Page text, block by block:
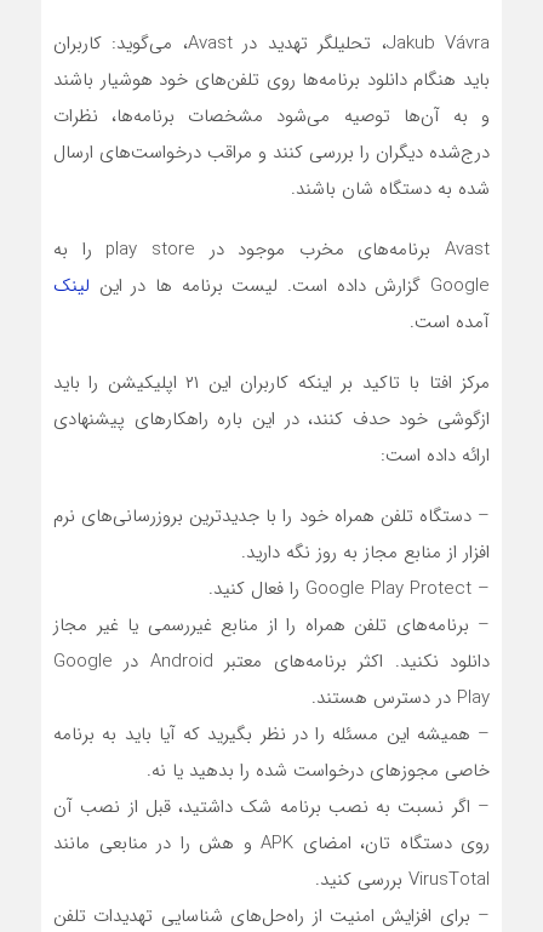
Jakub Vávra، تحلیلگر تهدید در Avast، می‌گوید: کاربران
باید هنگام دانلود برنامه‌ها روی تلفن‌های خود هوشیار باشند
و به آن‌ها توصیه می‌شود مشخصات برنامه‌ها، نظرات
درج‌شده دیگران را بررسی کنند و مراقب درخواست‌های ارسال
شده به دستگاه شان باشند.
Avast برنامه‌های مخرب موجود در play store را به
Google گزارش داده است. لیست برنامه ها در این
لینک
آمده است.
مرکز افتا با تاکید بر اینکه کاربران این ۲۱ اپلیکیشن را باید
ازگوشی خود حدف کنند، در این باره راهکارهای پیشنهادی
ارائه داده است:
– دستگاه تلفن همراه خود را با جدیدترین بروزرسانی‌های نرم
افزار از منابع مجاز به روز نگه دارید.
– Google Play Protect را فعال کنید.
– برنامه‌های تلفن همراه را از منابع غیررسمی یا غیر مجاز
دانلود نکنید. اکثر برنامه‌های معتبر Android در Google
Play در دسترس هستند.
– همیشه این مسئله را در نظر بگیرید که آیا باید به برنامه
خاصی مجوزهای درخواست شده را بدهید یا نه.
– اگر نسبت به نصب برنامه شک داشتید، قبل از نصب آن
روی دستگاه تان، امضای APK و هش را در منابعی مانند
VirusTotal بررسی کنید.
– برای افزایش امنیت از راه‌حل‌های شناسایی تهدیدات تلفن